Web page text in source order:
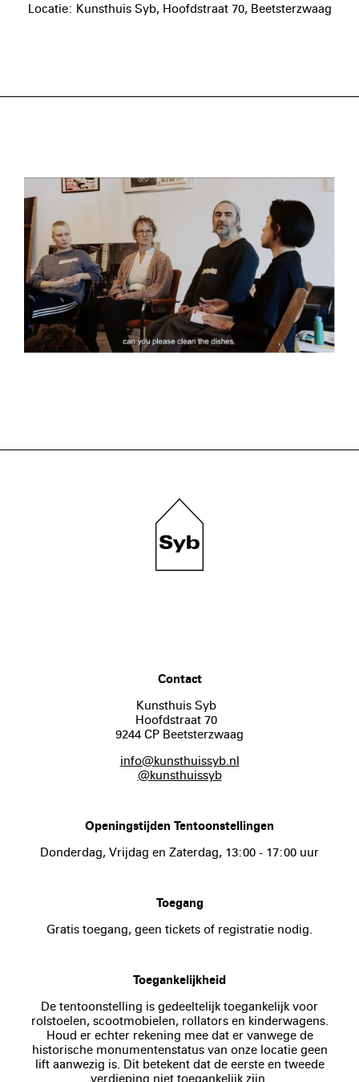
Locatie: Kunsthuis Syb, Hoofdstraat 70, Beetsterzwaag
Contact
Kunsthuis Syb
Hoofdstraat 70
9244 CP Beetsterzwaag
info@kunsthuissyb.nl
@kunsthuissyb
Openingstijden Tentoonstellingen
Donderdag, Vrijdag en Zaterdag, 13:00 - 17:00 uur
Toegang
Gratis toegang, geen tickets of registratie nodig.
Toegankelijkheid
De tentoonstelling is gedeeltelijk toegankelijk voor
rolstoelen, scootmobielen, rollators en kinderwagens.
Houd er echter rekening mee dat er vanwege de
historische monumentenstatus van onze locatie geen
lift aanwezig is. Dit betekent dat de eerste en tweede
verdieping niet toegankelijk zijn.